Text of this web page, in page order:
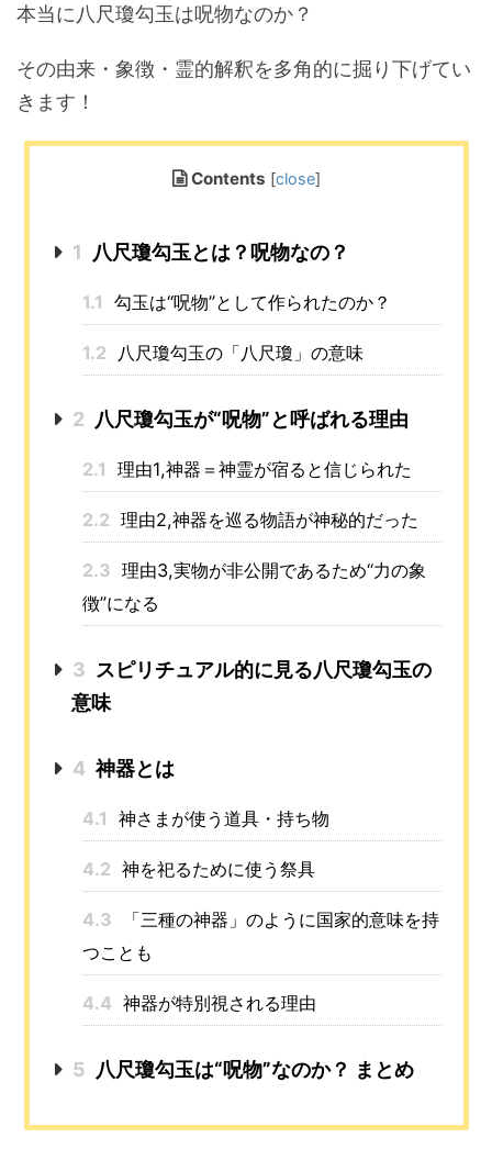
本当に八尺瓊勾玉は呪物なのか？
その由来・象徴・霊的解釈を多角的に掘り下げてい
きます！
Contents [close]
1 八尺瓊勾玉とは？呪物なの？
1.1 勾玉は“呪物”として作られたのか？
1.2 八尺瓊勾玉の「八尺瓊」の意味
2 八尺瓊勾玉が“呪物”と呼ばれる理由
2.1 理由1,神器＝神霊が宿ると信じられた
2.2 理由2,神器を巡る物語が神秘的だった
2.3 理由3,実物が非公開であるため“力の象
徴”になる
3 スピリチュアル的に見る八尺瓊勾玉の
意味
4 神器とは
4.1 神さまが使う道具・持ち物
4.2 神を祀るために使う祭具
4.3
「三種の神器」のように国家的意味を持
つことも
4.4 神器が特別視される理由
5 八尺瓊勾玉は“呪物”なのか？ まとめ